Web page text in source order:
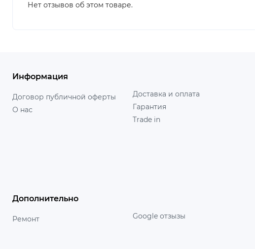
Нет отзывов об этом товаре.
Информация
Договор публичной оферты
О нас
Доставка и оплата
Гарантия
Trade in
Дополнительно
Ремонт Google отзызы